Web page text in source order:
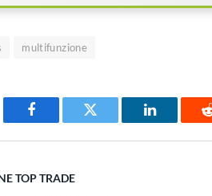
multifunzione
Facebook Twitter LinkedIn
TOP TRADE